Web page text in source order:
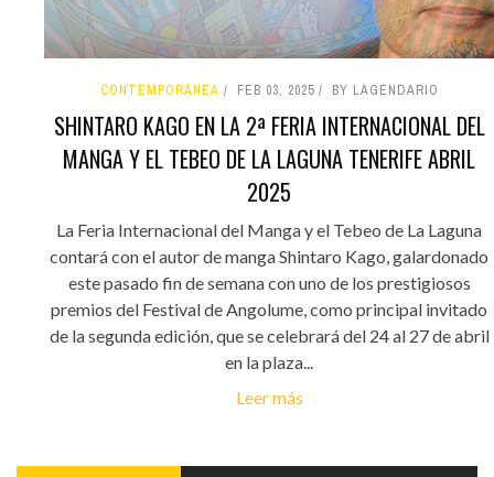
CONTEMPORÁNEA FEB 03, 2025 BY LAGENDARIO
SHINTARO KAGO EN LA 2ª FERIA INTERNACIONAL DEL
MANGA Y EL TEBEO DE LA LAGUNA TENERIFE ABRIL
2025
La Feria Internacional del Manga y el Tebeo de La Laguna
contará con el autor de manga Shintaro Kago, galardonado
este pasado fin de semana con uno de los prestigiosos
premios del Festival de Angolume, como principal invitado
de la segunda edición, que se celebrará del 24 al 27 de abril
en la plaza...
Leer más